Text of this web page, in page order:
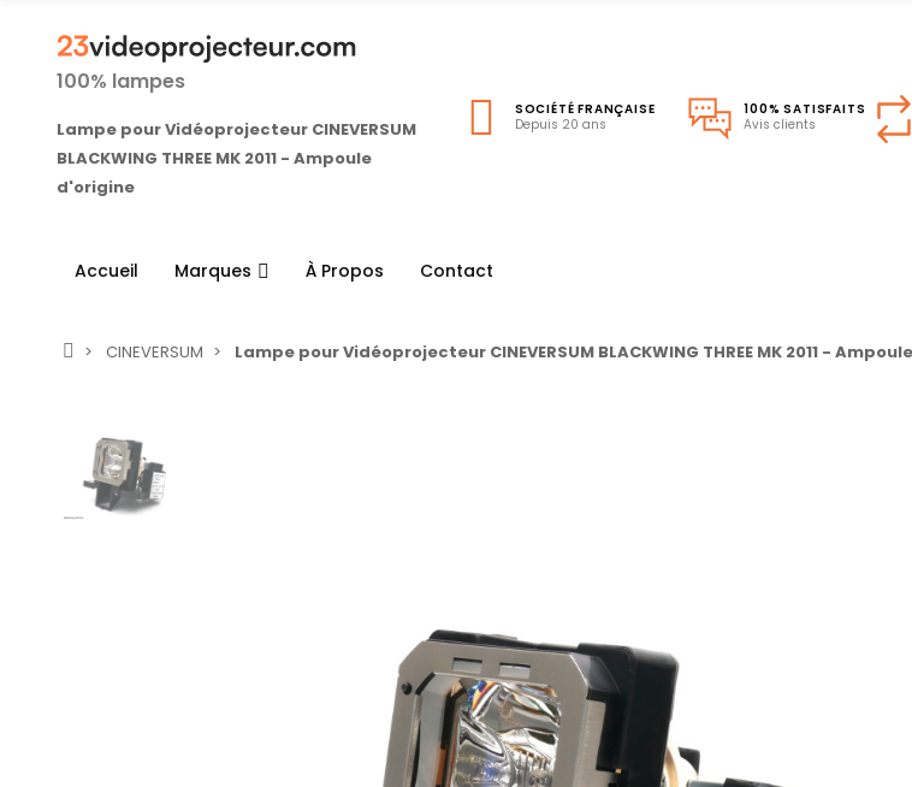
100% lampes
Lampe pour Vidéoprojecteur CINEVERSUM
BLACKWING THREE MK 2011 - Ampoule
d'origine
SOCIÉTÉ FRANÇAISE
Depuis 20 ans
100% SATISFAITS
Avis clients
Accueil Marques À Propos Contact
CINEVERSUM Lampe pour Vidéoprojecteur CINEVERSUM BLACKWING THREE MK 2011 -